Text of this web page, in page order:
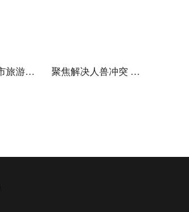
第三届拉萨市旅游行业服务技能大赛决赛举行 聚焦解决人兽冲突 东北虎豹国家公园启动专项行动